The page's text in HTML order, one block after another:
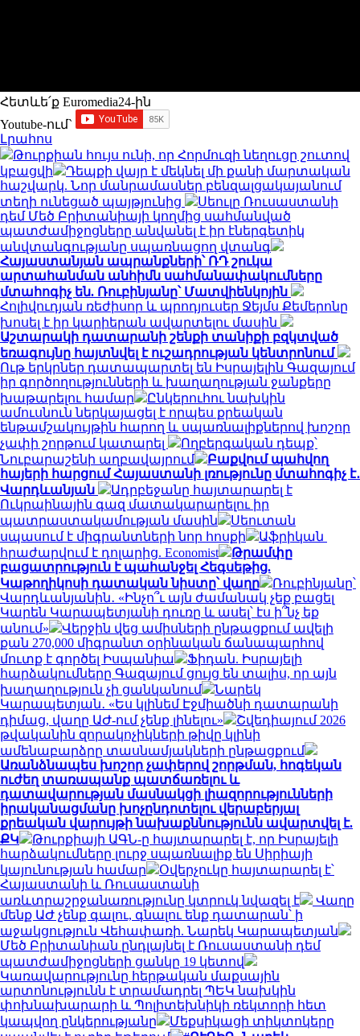
Հետևե՛ք Euromedia24-ին
Youtube-ում`
Լրահոս
Թուրքիան հույս ունի, որ Հորմուզի նեղուցը շուտով
կբացվի
Դեպքի վայր է մեկնել մի քանի մարտական
հաշվարկ. Նոր մանրամասներ բենզալցակայանում
տեղի ունեցած պայթյունից
Սեուլը Ռուսաստանի
դեմ Մեծ Բրիտանիայի կողմից սահմանված
պատժամիջոցները անվանել է իր էներգետիկ
անվտանգությանը սպառնացող վտանգ
Հայաստանյան ապրանքների՝ ՌԴ շուկա
արտահանման անհիմն սահմանափակումները
մտահոգիչ են. Ռուբինյանը՝ Մատվիենկոյին
Հոլիվուդյան ռեժիսոր և պրոդյուսեր Ջեյմս Քեմերոնը
խոսել է իր կարիերան ավարտելու մասին
Աշտարակի դատարանի շենքի տանիքի բզկտված
եռագույնը հայտնվել է ուշադրության կենտրոնում
Ութ երկրներ դատապարտել են Իսրայելին Գազայում
իր գործողությունների և խաղաղության ջանքերը
խաթարելու համար
Ընկերուհու նախկին
ամուսնուն ներկայացել է որպես քրեական
ենթամշակույթին հարող և սպառնալիքներով խոշոր
չափի շորթում կատարել
Ողբերգական դեպք՝
Նուբարաշենի աղբավայրում
Բաքվում պահվող
հայերի հարցում Հայաստանի լռությունը մտահոգիչ է․
Վարդևանյան
Ադրբեջանը հայտարարել է
Ուկրաինային գազ մատակարարելու իր
պատրաստակամության մասին
Սեուտան
սպասում է միգրանտների նոր հոսքի
Աֆրիկան ​​
հրաժարվում է դոլարից. Economist
Թրամփը
բացատրություն է պահանջել Հեգսեթից.
Կաթողիկոսի դատական նիստը՝ վաղը
Ռուբինյանը՝
Վարդևանյանին․ «Ինչո՞ւ այն ժամանակ չեք բացել
Կարեն Կարապետյանի դուռը և ասել՝ էս ի՞նչ եք
անում»
Վերջին վեց ամիսների ընթացքում ավելի
քան 270,000 միգրանտ օրինական ճանապարհով
մուտք է գործել Իսպանիա
Ֆիդան. Իսրայելի
հարձակումները Գազայում ցույց են տալիս, որ այն
խաղաղություն չի ցանկանում
Նարեկ
Կարապետյան․ «Ես կլինեմ Էջմիածնի դատարանի
դիմաց, վաղը ԱԺ-ում չենք լինելու»
Շվեդիայում 2026
թվականին զորակոչիկների թիվը կլինի
ամենաբարձրը տասնամյակների ընթացքում
Առանձնապես խոշոր չափերով շորթման, հոգեկան
ուժեղ տառապանք պատճառելու և
դատավարության մասնակցի լիազորությունների
իրականացմանը խոչընդոտելու վերաբերյալ
քրեական վարույթի նախաքննությունն ավարտվել է.
ՔԿ
Թուրքիայի ԱԳՆ-ը հայտարարել է, որ Իսրայելի
հարձակումները լուրջ սպառնալիք են Սիրիայի
կայունության համար
Օվերչուկը հայտարարել է՝
Հայաստանի և Ռուսաստանի
առևտրաշրջանառությունը կտրուկ նվազել է
Վաղը
մենք ԱԺ չենք գալու, գնալու ենք դատարան՝ ի
աջակցություն Վեհափառի. Նարեկ Կարապետյան
Մեծ Բրիտանիան ընդլայնել է Ռուսաստանի դեմ
պատժամիջոցների ցանկը 19 կետով
Կառավարությունը հերթական մաքսային
արտոնությունն է տրամադրել ՊԵԿ նախկին
փոխնախարարի և Պոլիտեխնիկի ռեկտորի հետ
կապվող ընկերությանը
Մեքսիկացի տիկտոկերը